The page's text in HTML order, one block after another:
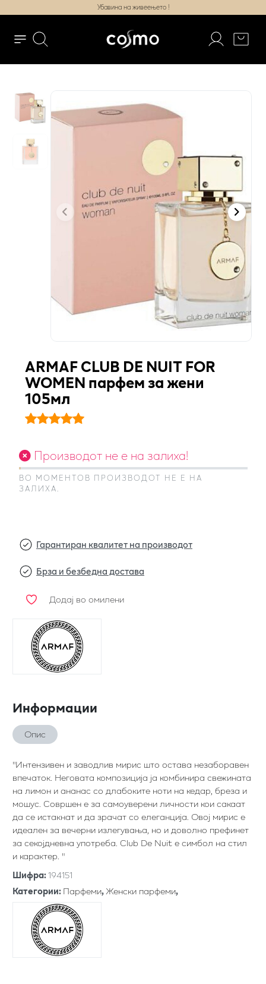
Убавина на живеењето !
ARMAF CLUB DE NUIT FOR
WOMEN парфем за жени
105мл
Производот не е на залиха!
ВО МОМЕНТОВ ПРОИЗВОДОТ НЕ Е НА
ЗАЛИХА.
Гарантиран квалитет на производот
Брза и безбедна достава
Додај во омилени
Информации
Опис
"Интензивен и заводлив мирис што остава незаборавен
впечаток. Неговата композиција ја комбинира свежината
на лимон и ананас со длабоките ноти на кедар, бреза и
мошус. Совршен е за самоуверени личности кои сакаат
да се истакнат и да зрачат со елеганција. Овој мирис е
идеален за вечерни излегувања, но и доволно префинет
за секојдневна употреба. Club De Nuit е симбол на стил
и карактер. "
Шифра:194151
Категории:Парфеми,Женски парфеми,